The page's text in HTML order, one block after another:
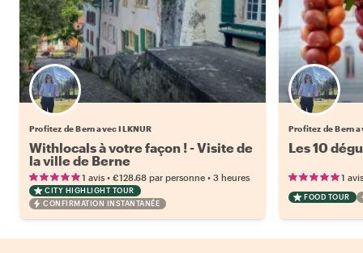
Profitez de Bern avec ILKNUR
Withlocals à votre façon ! - Visite de
la ville de Berne
1 avis • €128.68 par personne • 3 heures
CITY HIGHLIGHT TOUR
CONFIRMATION INSTANTANÉE
Profitez de Bern
Les 10
1 avis
FOOD TOUR